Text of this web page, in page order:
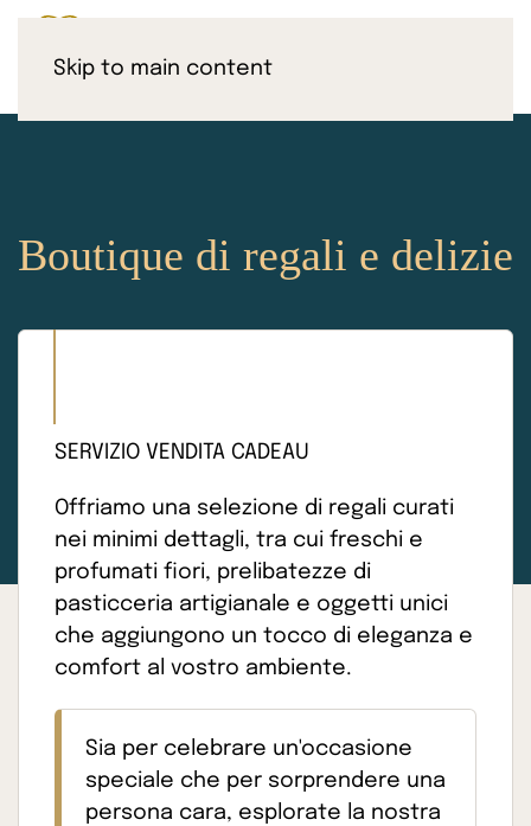
Skip to main content
Boutique di regali e delizie
SERVIZIO VENDITA CADEAU
Offriamo una selezione di regali curati
nei minimi dettagli, tra cui freschi e
profumati fiori, prelibatezze di
pasticceria artigianale e oggetti unici
che aggiungono un tocco di eleganza e
comfort al vostro ambiente.
Sia per celebrare un'occasione
speciale che per sorprendere una
persona cara, esplorate la nostra